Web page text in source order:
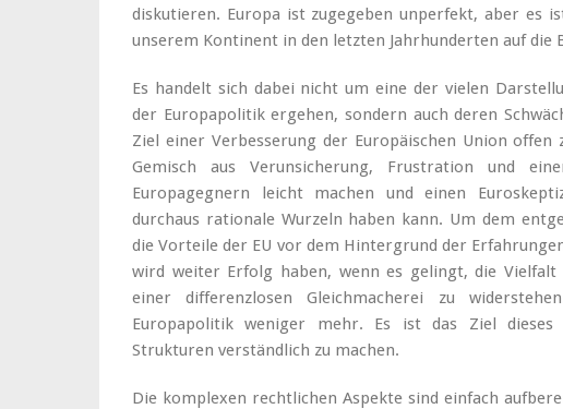
diskutieren. Europa ist zugegeben unperfekt, aber es
unserem Kontinent in den letzten Jahrhunderten auf die
Es handelt sich dabei nicht um eine der vielen
der Europapolitik ergehen, sondern auch deren
Ziel einer Verbesserung der Europäischen Union
Gemisch aus Verunsicherung, Frustration und
Europagegnern leicht machen und einen
durchaus rationale Wurzeln haben kann. Um dem
die Vorteile der EU vor dem Hintergrund der
wird weiter Erfolg haben, wenn es gelingt, die
einer differenzlosen Gleichmacherei zu
Europapolitik weniger mehr. Es ist das Ziel dieses
Strukturen verständlich zu machen.
Die komplexen rechtlichen Aspekte sind einfach